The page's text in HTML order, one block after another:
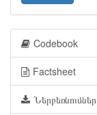
Codebook
Factsheet
Ներբեռնումներ